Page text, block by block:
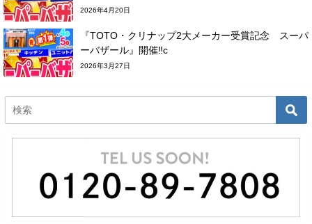
2026年4月20日
『TOTO・クリナップ2大メーカー受賞記念 スーパ
ーバザール』開催‼c
2026年3月27日